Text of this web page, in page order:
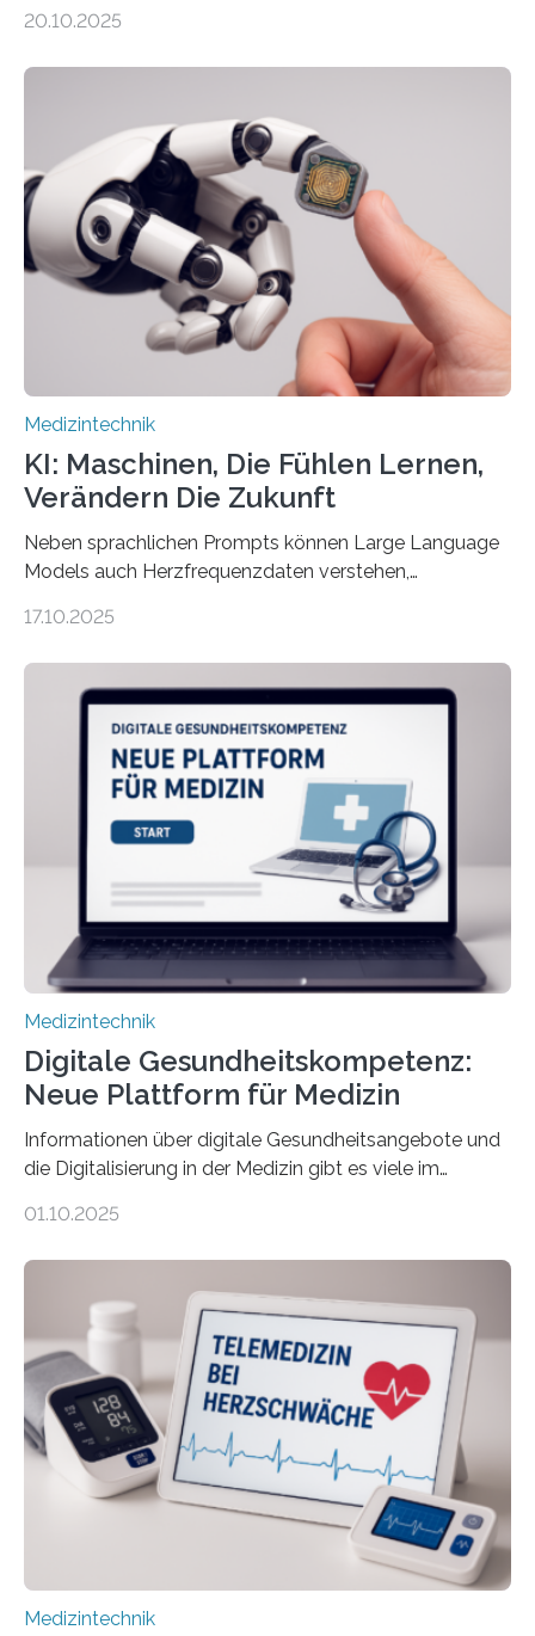
auf Personen ab, die bettlägerig sind oder in ihrer
Entwicklung der Sensorik und Datenübertragung. Die
HSHL verantwortet die wissenschaftliche Begleitung
sowie die KI-gestützte Datenauswertung. Das Ziel ist
die Entwicklung eines berührungslosen
Assistenzsystems, das den Zustand der Person
kontinuierlich erfasst, pflegende Personen unterstützt
und in Notfällen selbstständig Alarm schlägt. „Die Idee
20.10.2025
Medizintechnik
KI: Maschinen, Die Fühlen Lernen,
Verändern Die Zukunft
Neben sprachlichen Prompts können Large Language
Models auch Herzfrequenzdaten verstehen,
haben Dr. Morris Gellisch, ehemals an der Ruhr-
und Boris Burr von der Ruhr-Universität Bochum in
dafür eine technische Schnittstelle, über die
physiologische Daten in Echtzeit an das Sprachmodell
übermittelt werden können. Die Künstliche Intelligenz
kann dadurch auch die Sprache des Körpers
einbeziehen, auf die Menschen keinen bewussten
Einfluss nehmen. Das eröffnet…
17.10.2025
Medizintechnik
Digitale Gesundheitskompetenz:
Neue Plattform für Medizin
Informationen über digitale Gesundheitsangebote und
die Digitalisierung in der Medizin gibt es viele im
seriösen und wissenschaftlich abgesicherten Inhalten?
Forscherinnen der Technischen Universität Dresden
(TUD) richtet sich das Portal sowohl an Patientinnen
und Patienten, aber ebenso an medizinisches
Fachpersonal. Für all diese Zielgruppen bietet sie
speziell zugeschnittene Informationen, um deren
digitale Gesundheitskompetenz zu steigern. MiHUBx ist
01.10.2025
Medizintechnik